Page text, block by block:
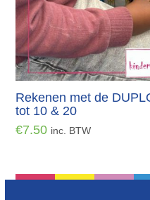
Rekenen met de
tot 10 & 20
€7.50 inc. BTW